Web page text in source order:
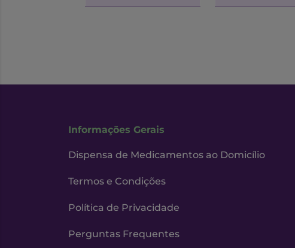
Informações Gerais
Dispensa de Medicamentos ao Domicílio
Termos e Condições
Política de Privacidade
Perguntas Frequentes